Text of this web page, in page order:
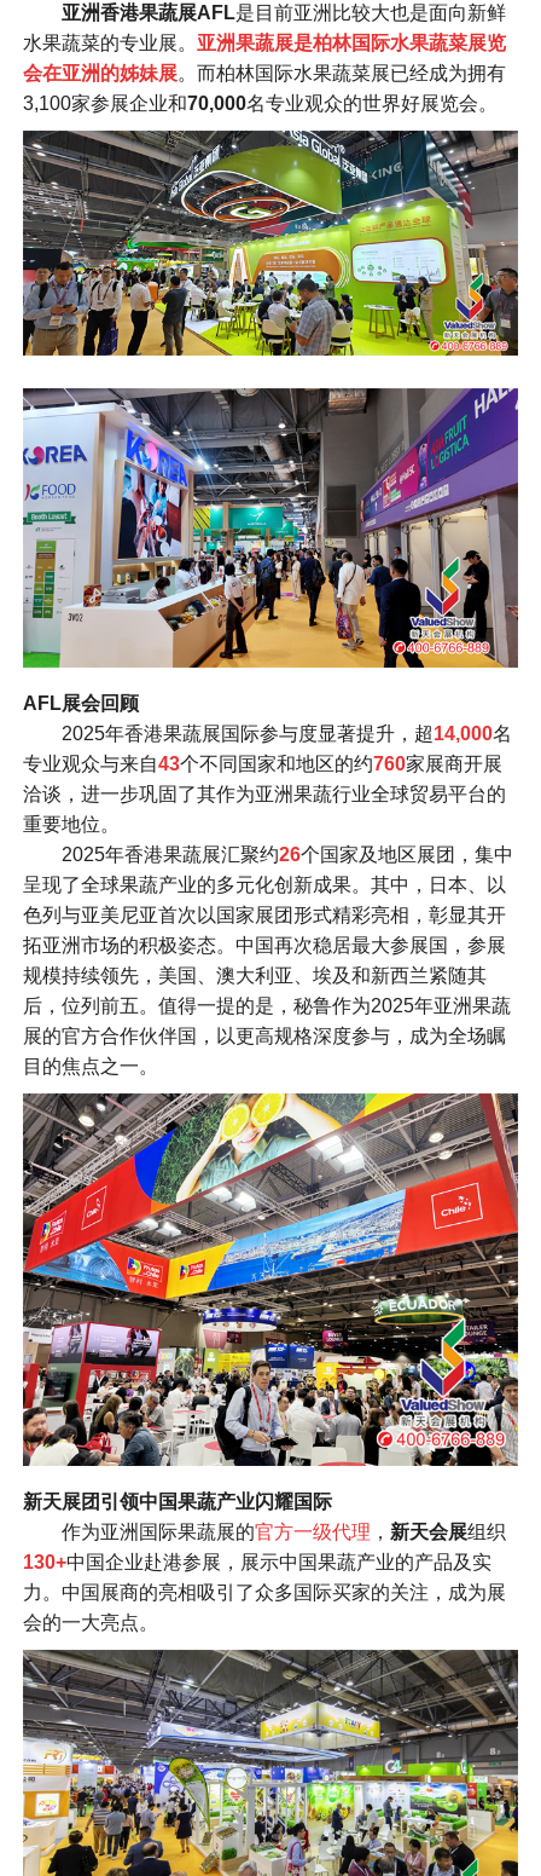
亚洲香港果蔬展AFL是目前亚洲比较大也是面向新鲜
水果蔬菜的专业展。 亚洲果蔬展是柏林国际水果蔬菜展览
会在亚洲的姊妹展。而柏林国际水果蔬菜展已经成为拥有
3,100家参展企业和70,000名专业观众的世界好展览会。
AFL展会回顾
2025年香港果蔬展国际参与度显著提升，超14,000名
专业观众与来自43个不同国家和地区的约760家展商开展
洽谈，进一步巩固了其作为亚洲果蔬行业全球贸易平台的
重要地位。
2025年香港果蔬展汇聚约26个国家及地区展团，集中
呈现了全球果蔬产业的多元化创新成果。其中，日本、以
色列与亚美尼亚首次以国家展团形式精彩亮相，彰显其开
拓亚洲市场的积极姿态。中国再次稳居最大参展国，参展
规模持续领先，美国、澳大利亚、埃及和新西兰紧随其
后，位列前五。值得一提的是，秘鲁作为2025年亚洲果蔬
展的官方合作伙伴国，以更高规格深度参与，成为全场瞩
目的焦点之一。
新天展团引领中国果蔬产业闪耀国际
作为亚洲国际果蔬展的官方一级代理 ， 新天会展组织
130+中国企业赴港参展，展示中国果蔬产业的产品及实
力。中国展商的亮相吸引了众多国际买家的关注，成为展
会的一大亮点。